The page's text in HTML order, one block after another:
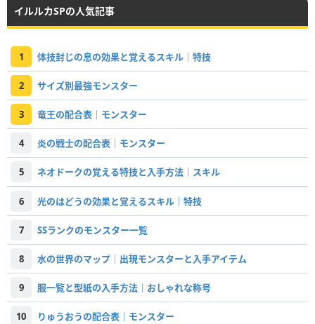
イルルカSPの人気記事
1 体技封じの息の効果と覚えるスキル｜特技
2 サイズ別最強モンスター
3 竜王の配合表｜モンスター
4 炎の戦士の配合表｜モンスター
5 ネオドークの覚える特技と入手方法｜スキル
6 光のはどうの効果と覚えるスキル｜特技
7 SSランクのモンスター一覧
8 水の世界のマップ｜出現モンスターと入手アイテム
9 服一覧と型紙の入手方法｜おしゃれな称号
10 りゅうおうの配合表｜モンスター